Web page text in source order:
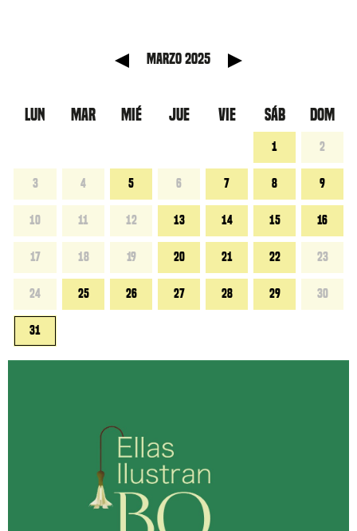
marzo 2025
LUN MAR MIÉ JUE VIE SÁB DOM
1 2
3 4 5 6 7 8 9
10 11 12 13 14 15 16
17 18 19 20 21 22 23
24 25 26 27 28 29 30
31